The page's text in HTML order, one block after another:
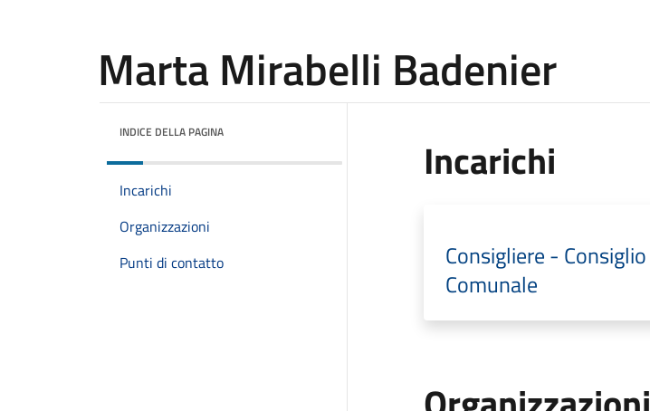
Marta Mirabelli Badenier
INDICE DELLA PAGINA
Incarichi
Organizzazioni
Punti di contatto
Incarichi
Consigliere - Consiglio
Comunale